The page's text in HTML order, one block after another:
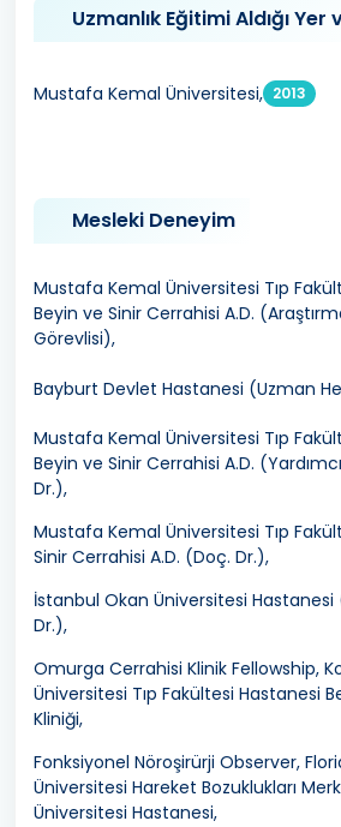
Uzmanlık Eğitimi Aldığı Yer
Mustafa Kemal Üniversitesi, 2013
Mesleki Deneyim
Mustafa Kemal Üniversitesi Tıp
Beyin ve Sinir Cerrahisi A.D.
Görevlisi),
Bayburt Devlet Hastanesi (Uzman
Mustafa Kemal Üniversitesi Tıp
Beyin ve Sinir Cerrahisi A.D.
Dr.),
Mustafa Kemal Üniversitesi Tıp
Sinir Cerrahisi A.D. (Doç. Dr.),
İstanbul Okan Üniversitesi Hastanesi
Dr.),
Omurga Cerrahisi Klinik Fellowship,
Üniversitesi Tıp Fakültesi Hastanesi
Kliniği,
Fonksiyonel Nöroşirürji Observer,
Üniversitesi Hareket Bozuklukları
Üniversitesi Hastanesi,